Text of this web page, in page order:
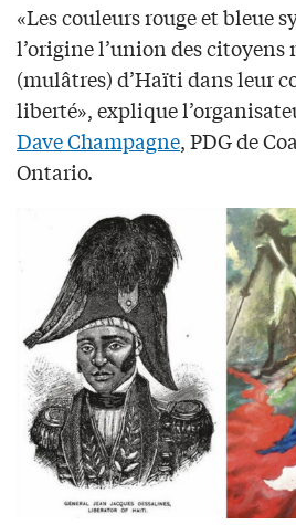
«Les couleurs rouge et bleue
l’origine l’union des citoyens
(mulâtres) d’Haïti dans leur
liberté», explique
Dave Champagne, PDG de
Ontario.